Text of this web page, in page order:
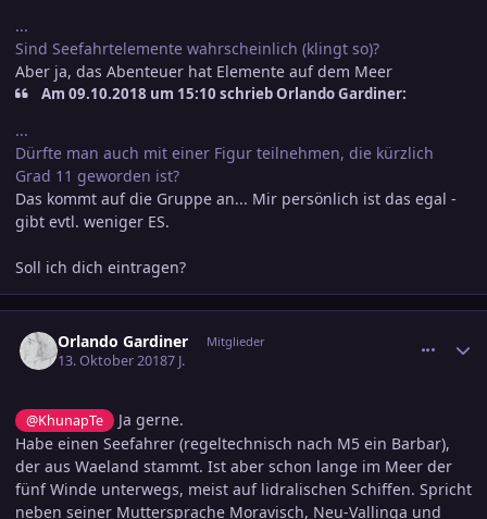
...
Sind Seefahrtelemente wahrscheinlich (klingt so)?
Aber ja, das Abenteuer hat Elemente auf dem Meer
Am ‎09‎.‎10‎.‎2018 um 15:10 schrieb Orlando Gardiner:
...
Dürfte man auch mit einer Figur teilnehmen, die kürzlich
Grad 11 geworden ist?
Das kommt auf die Gruppe an... Mir persönlich ist das egal -
gibt evtl. weniger ES.
Soll ich dich eintragen?
Orlando Gardiner Mitglieder
13. Oktober 20187 J.
@KhunapTe
Ja gerne.
Habe einen Seefahrer (regeltechnisch nach M5 ein Barbar),
der aus Waeland stammt. Ist aber schon lange im Meer der
fünf Winde unterwegs, meist auf lidralischen Schiffen. Spricht
neben seiner Muttersprache Moravisch, Neu-Vallinga und